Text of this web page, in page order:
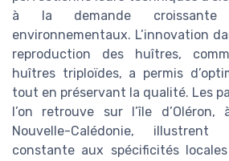
à la demande
environnementaux. L’innovation
reproduction des huîtres,
huîtres triploïdes, a permis
tout en préservant la qualité. Les
l’on retrouve sur l’île
Nouvelle-Calédonie,
constante aux spécificités